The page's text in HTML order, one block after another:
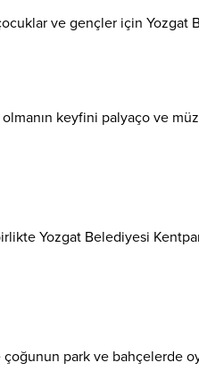
ve gençler için
keyfini palyaço ve
Yozgat Belediyesi
park ve bahçelerde